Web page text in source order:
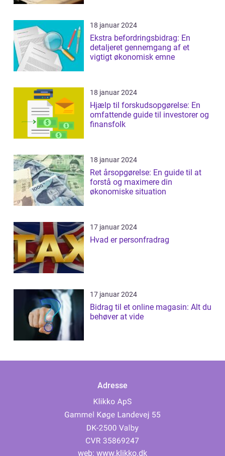
18 januar 2024
Ekstra befordringsbidrag: En
detaljeret gennemgang af et
vigtigt økonomisk emne
18 januar 2024
Hjælp til forskudsopgørelse: En
omfattende guide til investorer og
finansfolk
18 januar 2024
Ret årsopgørelse: En guide til at
forstå og maximere din
økonomiske situation
17 januar 2024
Hvad er personfradrag
17 januar 2024
Bidrag til et online magasin: Alt du
behøver at vide
Adresse
web: www.klikko.dk